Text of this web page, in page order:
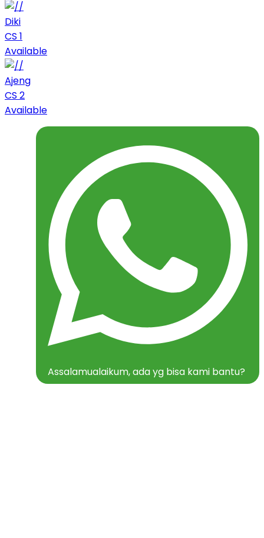
Diki
CS 1
Available
Ajeng
CS 2
Available
Assalamualaikum, ada yg bisa kami bantu?